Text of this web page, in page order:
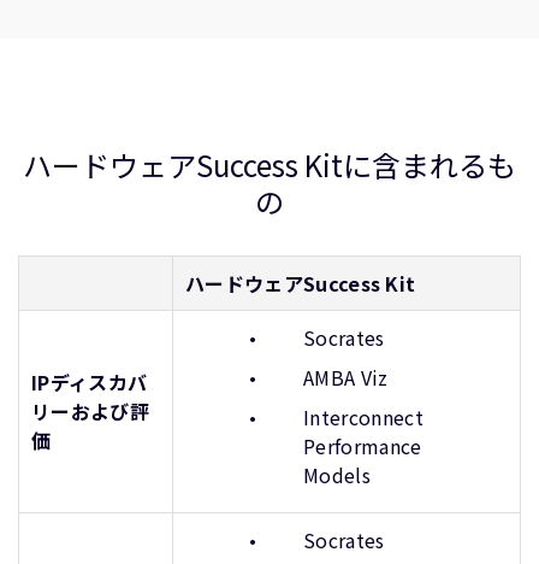
ハードウェアSuccess Kitに含まれるも
の
ハードウェアSuccess Kit
IPディスカバ
リーおよび評
価
Socrates
AMBA Viz
Interconnect
Performance
Models
Socrates